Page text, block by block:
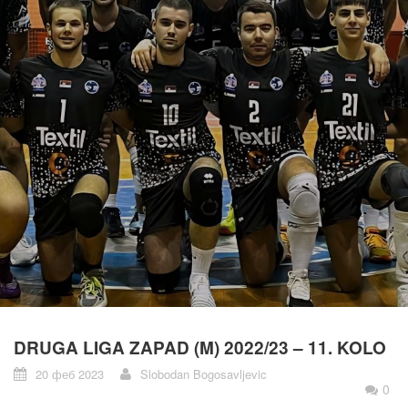
DRUGA LIGA ZAPAD (M) 2022/23 – 11. KOLO
20 феб 2023 Slobodan Bogosavljevic
0